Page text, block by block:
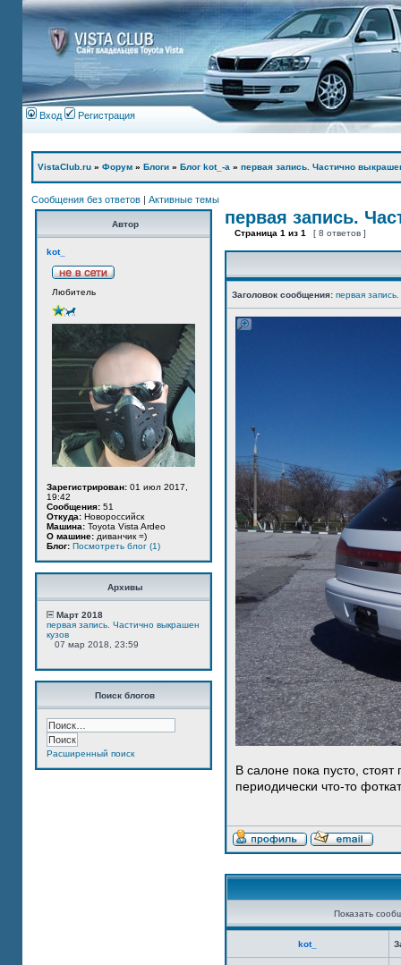
Вход Регистрация
VistaClub.ru » Форум » Блоги » Блог kot_-а » первая запись. Частично
Сообщения без ответов | Активные темы
Автор
kot_
Любитель
Зарегистрирован: 01 июл 2017,
19:42
Сообщения: 51
Откуда: Новороссийск
Машина: Toyota Vista Ardeo
О машине: диванчик =)
Блог: Посмотреть блог (1)
Архивы
Март 2018
первая запись. Частично выкрашен
кузов
07 мар 2018, 23:59
Поиск блогов
Расширенный поиск
первая запись.
Страница 1 из 1 [ 8 ответов ]
Заголовок сообщения: первая
В салоне пока пусто,
периодически что-то
Показать
kot_